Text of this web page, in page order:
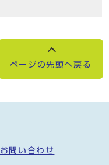
ページの先頭へ戻る
お問い合わせ